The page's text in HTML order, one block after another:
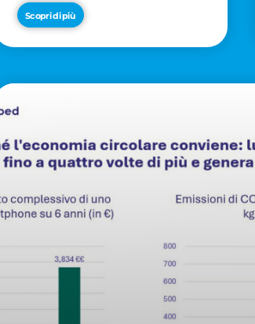
SmartCityLife per gli
spazi pubblici del
Municipio 8
Scopri di più